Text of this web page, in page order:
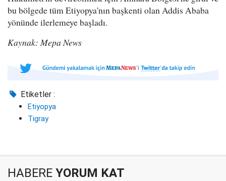
bu bölgede tüm Etiyopya'nın başkenti olan Addis Ababa
yönünde ilerlemeye başladı.
Kaynak: Mepa News
Etiketler :
Etiyopya
Tigray
HABERE YORUM KAT